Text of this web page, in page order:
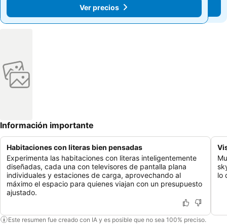
Ver precios
Ver precios
Información importante
Habitaciones con literas bien pensadas
Experimenta las habitaciones con literas inteligentemente
diseñadas, cada una con televisores de pantalla plana
individuales y estaciones de carga, aprovechando al
máximo el espacio para quienes viajan con un presupuesto
ajustado.
lo
Este resumen fue creado con IA y es posible que no sea 100% preciso.